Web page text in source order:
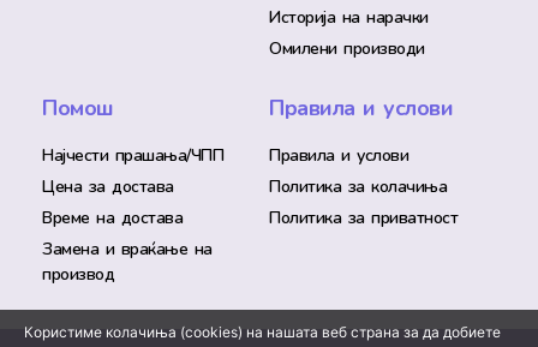
Историја на нарачки
Омилени производи
Помош
Најчести прашања/ЧПП
Цена за достава
Време на достава
Замена и враќање на
производ
Правила и услови
Правила и услови
Политика за колачиња
Политика за приватност
Користиме колачиња (cookies) на нашата веб страна за да добиете